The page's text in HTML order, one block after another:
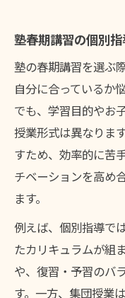
塾春期講習の個別
塾の春期講習を選ぶ
自分に合っているか
でも、学習目的やお
授業形式は異なりま
すため、効率的に苦
チベーションを高め
ます。
例えば、個別指導で
たカリキュラムが組
や、復習・予習のバ
す。一方、集団授業